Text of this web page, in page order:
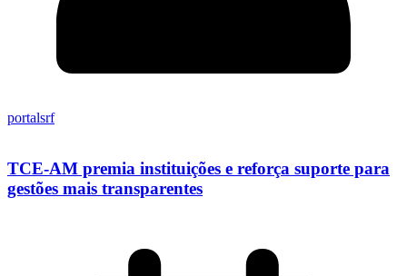
portalsrf
TCE-AM premia instituições e reforça suporte para
gestões mais transparentes